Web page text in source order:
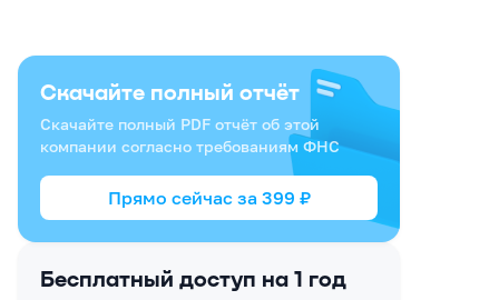
Бесплатный доступ на 1 год
Скачайте полный отчёт
Скачайте полный PDF отчёт об этой
компании согласно требованиям ФНС
Прямо сейчас за 399 ₽